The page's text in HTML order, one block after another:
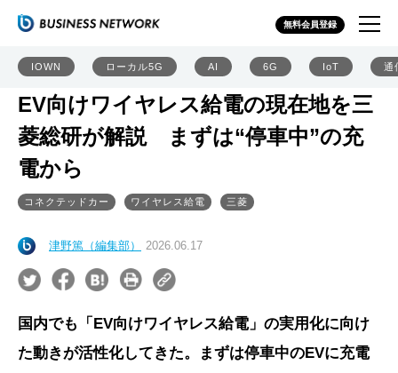
無料会員登録
IOWN ローカル5G AI 6G IoT 通
EV向けワイヤレス給電の現在地を三
菱総研が解説 まずは“停車中”の充
電から
コネクテッドカー ワイヤレス給電 三菱
津野篤（編集部） 2026.06.17
国内でも「EV向けワイヤレス給電」の実用化に向け
た動きが活性化してきた。まずは停車中のEVに充電